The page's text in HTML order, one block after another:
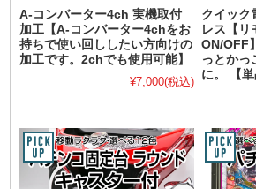
A-コンバーター4ch 実機取付
加工【A-コンバーター4chをお
持ちで使い回ししたい方向けの
加工です。2chでも使用可能】
¥7,000(税込)
クイック
レス【リ
ON/OFF
っとかっ
に。 【単